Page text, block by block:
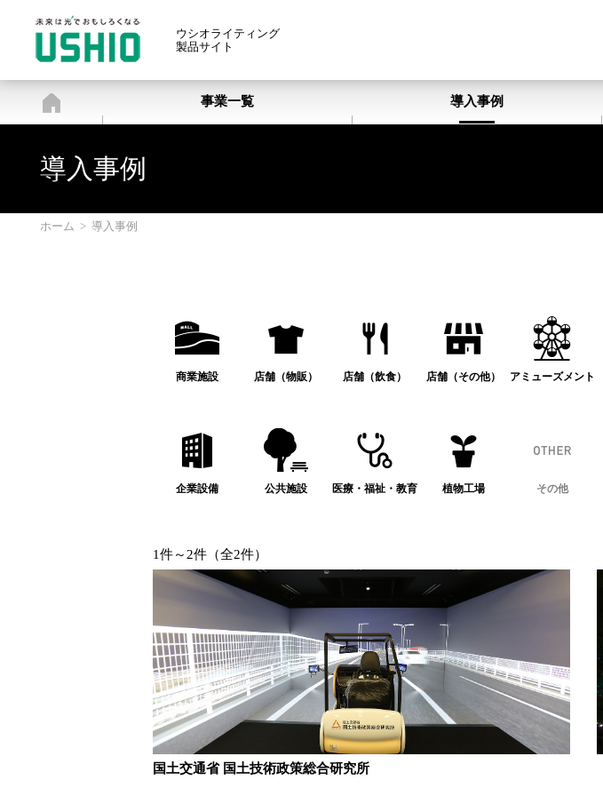
ウシオライティング
製品サイト
ホーム
事業一覧 導入事例
導入事例
ホーム > 導入事例
商業施設 店舗（物販） 店舗（飲食） 店舗（その他） アミューズメント
企業設備 公共施設 医療・福祉・教育 植物工場 その他
1件～2件（全2件）
国土交通省 国土技術政策総合研究所